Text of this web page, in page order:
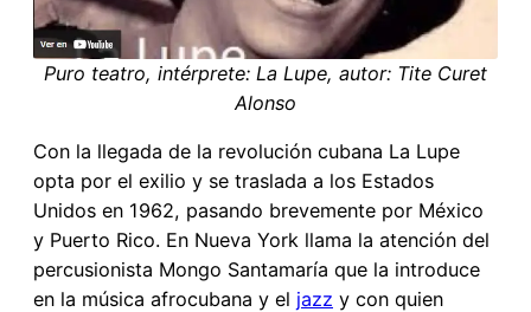
Puro teatro, intérprete: La Lupe, autor: Tite Curet
Alonso
Con la llegada de la revolución cubana La Lupe
opta por el exilio y se traslada a los Estados
Unidos en 1962, pasando brevemente por México
y Puerto Rico. En Nueva York llama la atención del
percusionista Mongo Santamaría que la introduce
en la música afrocubana y el jazz y con quien